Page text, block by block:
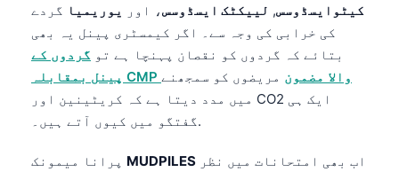
کیٹوایسڈوسس, لییکٹک ایسڈوسس، اور یوریمیا گردے
کی خرابی کی وجہ سے۔ اگر کیمسٹری پینل یہ بھی
بتائے کہ گردوں کو نقصان پہنچا ہے تو گردوں کے
پینل بمقابلہ CMP والا مضمون مریضوں کو سمجھنے
میں مدد دیتا ہے کہ کریٹینین اور CO2 ایک ہی
گفتگو میں کیوں آتے ہیں۔.
MUDPILES